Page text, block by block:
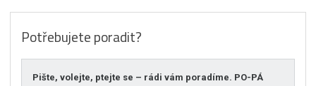
Potřebujete poradit?
Pište, volejte, ptejte se – rádi vám poradíme. PO-PÁ